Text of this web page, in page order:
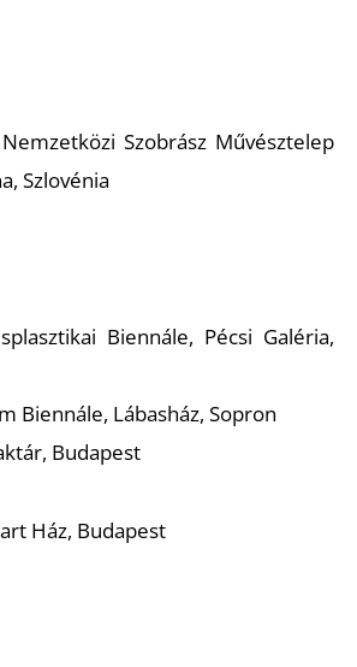
Szobrász Művésztelep
Szlovénia
Biennále, Pécsi Galéria,
Biennále, Lábasház, Sopron
Budapest
Ház, Budapest